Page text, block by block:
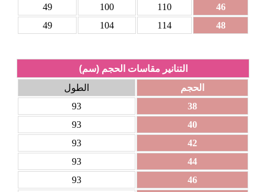
46
110
100
49
48
114
104
49
التنانير مقاسات الحجم (سم)
الحجم
الطول
38
93
40
93
42
93
44
93
46
93